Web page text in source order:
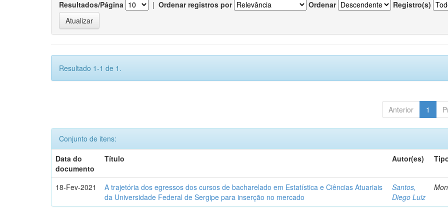
Resultados/Página | Ordenar registros por Ordenar Registro(s)
Resultado 1-1 de 1.
Anterior 1
Conjunto de itens:
Data do
documento
Título Autor(es)
18-Fev-2021
A trajetória dos egressos dos cursos de bacharelado em Estatística e Ciências Atuariais
da Universidade Federal de Sergipe para inserção no mercado
Santos,
Diego Luiz